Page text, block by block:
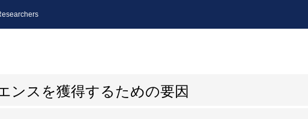
ンスを獲得するための要因